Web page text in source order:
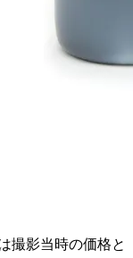
撮影当時の価格と